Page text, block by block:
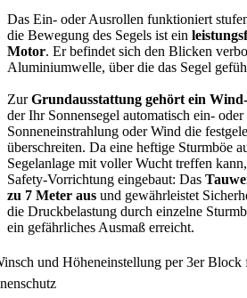
Das Ein- oder Ausrollen funktioniert
die Bewegung des Segels ist ein
Motor. Er befindet sich den Blicken
Aluminiumwelle, über die das Segel
ZurGrundausstattung gehört ein
der Ihr Sonnensegel automatisch ein-
Sonneneinstrahlung oder Wind die
überschreiten. Da eine heftige Sturmböe
Segelanlage mit voller Wucht treffen
Safety-Vorrichtung eingebaut: Das
zu 7 Meter aus und gewährleistet
die Druckbelastung durch einzelne
ein gefährliches Ausmaß erreicht.